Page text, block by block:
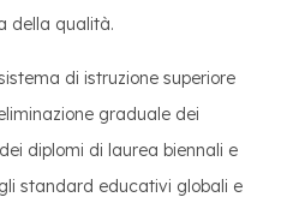
della qualità.
di istruzione superiore
graduale dei
diplomi di laurea biennali e
standard educativi globali e